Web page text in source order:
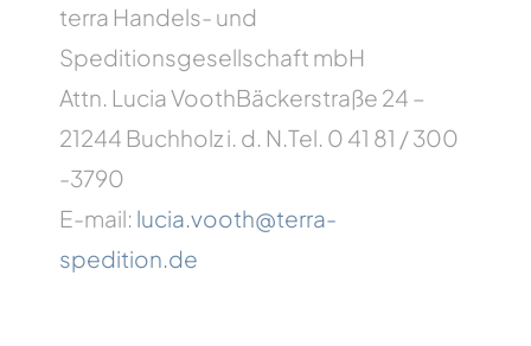
terra Handels- und
Speditionsgesellschaft mbH
Attn. Lucia VoothBäckerstraße 24 –
21244 Buchholz i. d. N. Tel. 0 41 81 / 300
-3790
E-mail: lucia.vooth@terra-
spedition.de